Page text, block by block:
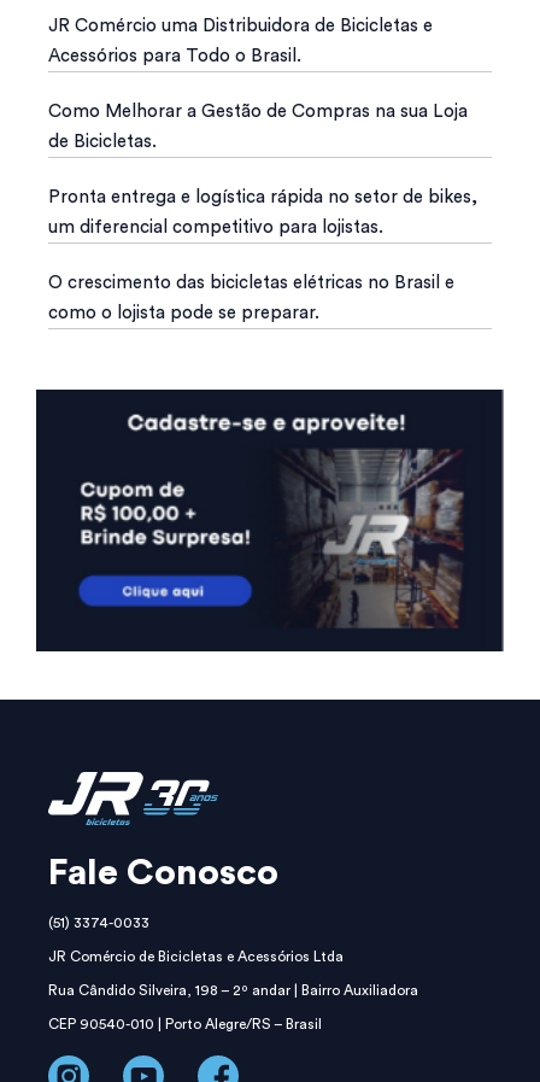
JR Comércio uma Distribuidora de Bicicletas e
Acessórios para Todo o Brasil.
Como Melhorar a Gestão de Compras na sua Loja
de Bicicletas.
Pronta entrega e logística rápida no setor de bikes,
um diferencial competitivo para lojistas.
O crescimento das bicicletas elétricas no Brasil e
como o lojista pode se preparar.
Fale Conosco
(51) 3374-0033
JR Comércio de Bicicletas e Acessórios Ltda
Rua Cândido Silveira, 198 – 2º andar | Bairro Auxiliadora
CEP 90540-010 | Porto Alegre/RS – Brasil